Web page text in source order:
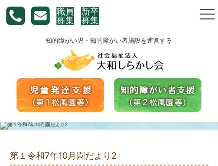
職員
募集
新卒
募集
知的障がい児・知的障がい者施設を運営する
第１令和7年10月園だより2